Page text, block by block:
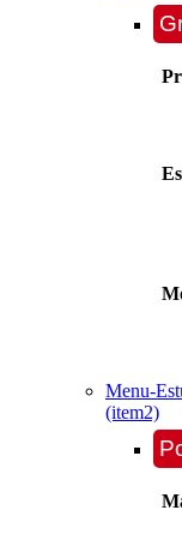
Menu-
(item2)